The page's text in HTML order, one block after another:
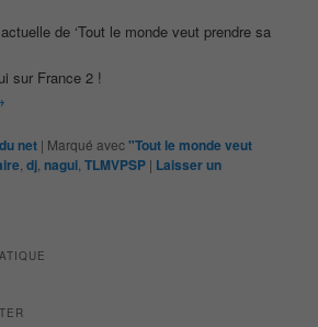
de ‘Tout le monde veut prendre sa
sur France 2 !
net | Marqué avec"Tout le monde veut
,dj, nagui,TLMVPSP | Laisser un